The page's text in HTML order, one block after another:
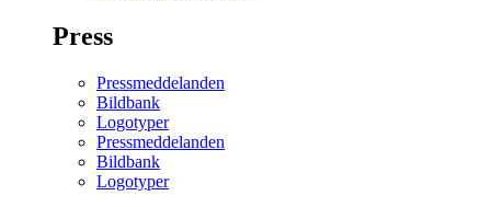
Press
Pressmeddelanden
Bildbank
Logotyper
Pressmeddelanden
Bildbank
Logotyper